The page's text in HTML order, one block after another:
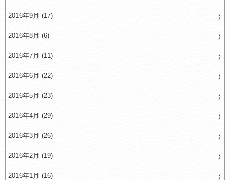
2016年9月 (17)
2016年8月 (6)
2016年7月 (11)
2016年6月 (22)
2016年5月 (23)
2016年4月 (29)
2016年3月 (26)
2016年2月 (19)
2016年1月 (16)